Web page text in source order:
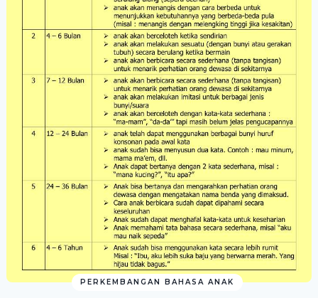
PERKEMBANGAN BAHASA ANAK